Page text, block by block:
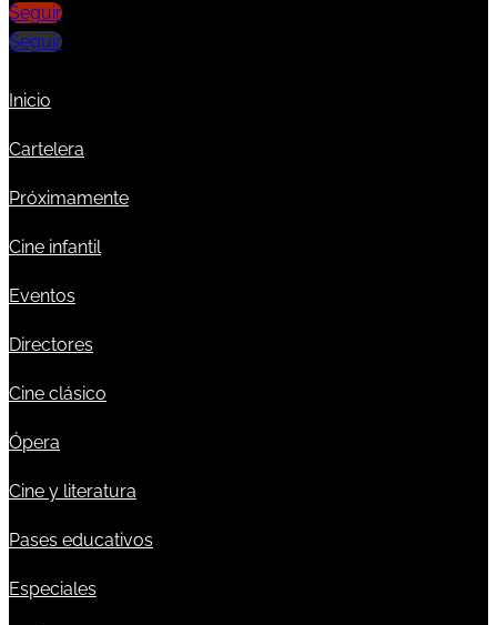
Seguir
Seguir
Inicio
Cartelera
Próximamente
Cine infantil
Eventos
Directores
Cine clásico
Ópera
Cine y literatura
Pases educativos
Especiales